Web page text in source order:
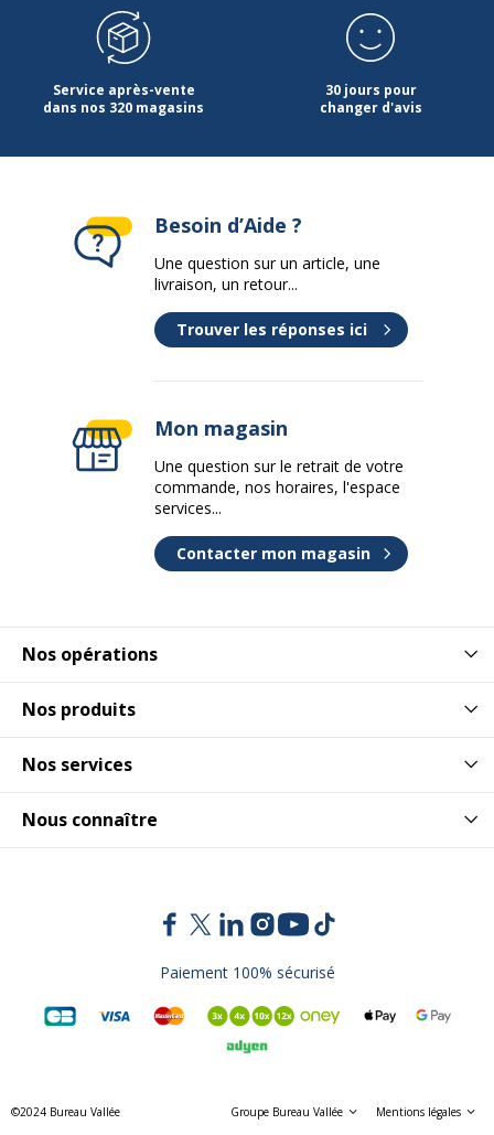
Service après-vente
dans nos 320 magasins
30 jours pour
changer d'avis
Nos opérations
Nos produits
Nos services
Nous connaître
Besoin d’Aide ?
Une question sur un article, une
livraison, un retour...
Trouver les réponses ici
Mon magasin
Une question sur le retrait de votre
commande, nos horaires, l'espace
services...
Contacter mon magasin
Paiement 100% sécurisé
©2024 Bureau Vallée Groupe Bureau Vallée Mentions légales